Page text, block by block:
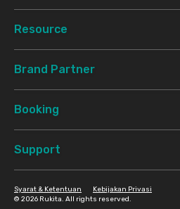
Resource
Brand Partner
Booking
Support
© 2026 Rukita. All rights reserved.
Syarat & Ketentuan Kebijakan Privasi